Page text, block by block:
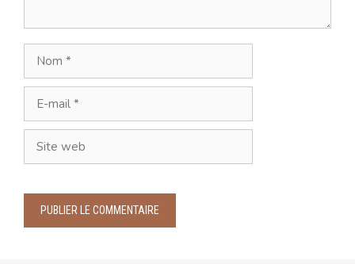
Nom
mail
Site
web